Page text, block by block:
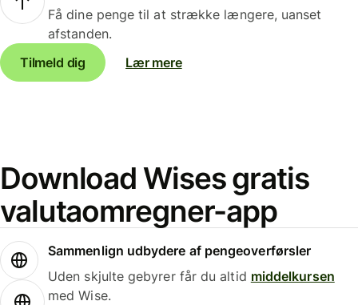
Få dine penge til at strække længere, uanset
afstanden.
Tilmeld dig
Lær mere
Download Wises gratis
valutaomregner-app
Sammenlign udbydere af pengeoverførsler
Uden skjulte gebyrer får du altid middelkursen
med Wise.